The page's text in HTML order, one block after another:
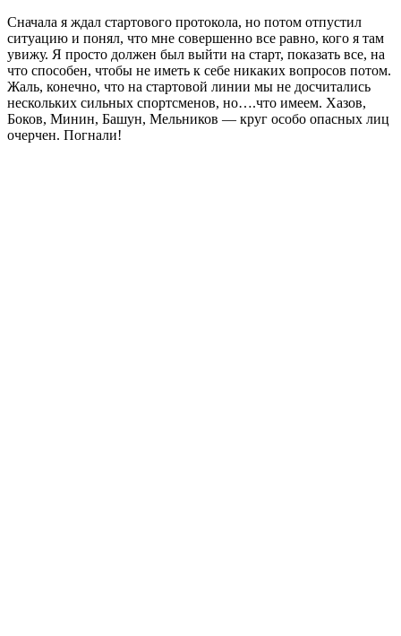
Сначала я ждал стартового протокола, но потом отпустил
ситуацию и понял, что мне совершенно все равно, кого я там
увижу. Я просто должен был выйти на старт, показать все, на
что способен, чтобы не иметь к себе никаких вопросов потом.
Жаль, конечно, что на стартовой линии мы не досчитались
нескольких сильных спортсменов, но….что имеем. Хазов,
Боков, Минин, Башун, Мельников — круг особо опасных лиц
очерчен. Погнали!